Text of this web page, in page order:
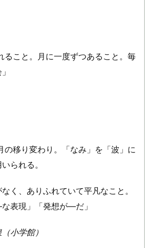
ること。月に一度ずつあること。毎
の移り変わり。「なみ」を「波」に
られる。
く、ありふれていて平凡なこと。
表現」「発想が―だ」
小学館）